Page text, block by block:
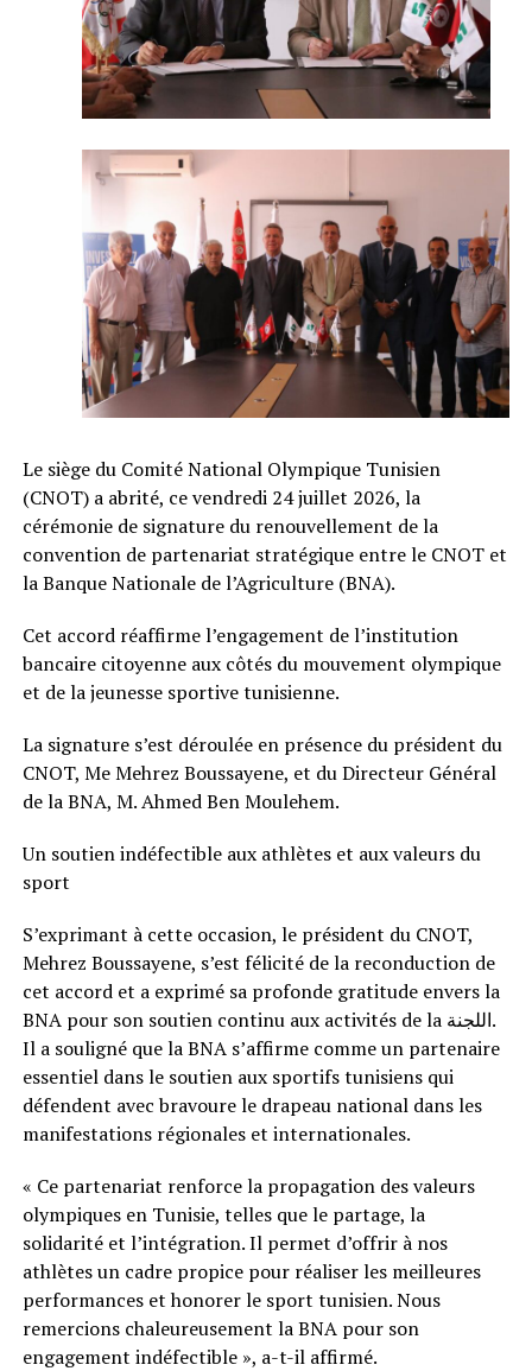
Le siège du Comité National Olympique Tunisien
(CNOT) a abrité, ce vendredi 24 juillet 2026, la
cérémonie de signature du renouvellement de la
convention de partenariat stratégique entre le CNOT et
la Banque Nationale de l’Agriculture (BNA).
Cet accord réaffirme l’engagement de l’institution
bancaire citoyenne aux côtés du mouvement olympique
et de la jeunesse sportive tunisienne.
La signature s’est déroulée en présence du président du
CNOT, Me Mehrez Boussayene, et du Directeur Général
de la BNA, M. Ahmed Ben Moulehem.
Un soutien indéfectible aux athlètes et aux valeurs du
sport
S’exprimant à cette occasion, le président du CNOT,
Mehrez Boussayene, s’est félicité de la reconduction de
cet accord et a exprimé sa profonde gratitude envers la
BNA pour son soutien continu aux activités de la اللجنة.
Il a souligné que la BNA s’affirme comme un partenaire
essentiel dans le soutien aux sportifs tunisiens qui
défendent avec bravoure le drapeau national dans les
manifestations régionales et internationales.
« Ce partenariat renforce la propagation des valeurs
olympiques en Tunisie, telles que le partage, la
solidarité et l’intégration. Il permet d’offrir à nos
athlètes un cadre propice pour réaliser les meilleures
performances et honorer le sport tunisien. Nous
remercions chaleureusement la BNA pour son
engagement indéfectible », a-t-il affirmé.